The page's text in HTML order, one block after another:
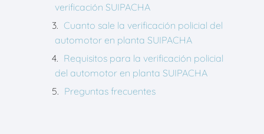
verificación SUIPACHA
Cuanto sale la verificación policial del
automotor en planta SUIPACHA
Requisitos para la verificación policial
del automotor en planta SUIPACHA
Preguntas frecuentes